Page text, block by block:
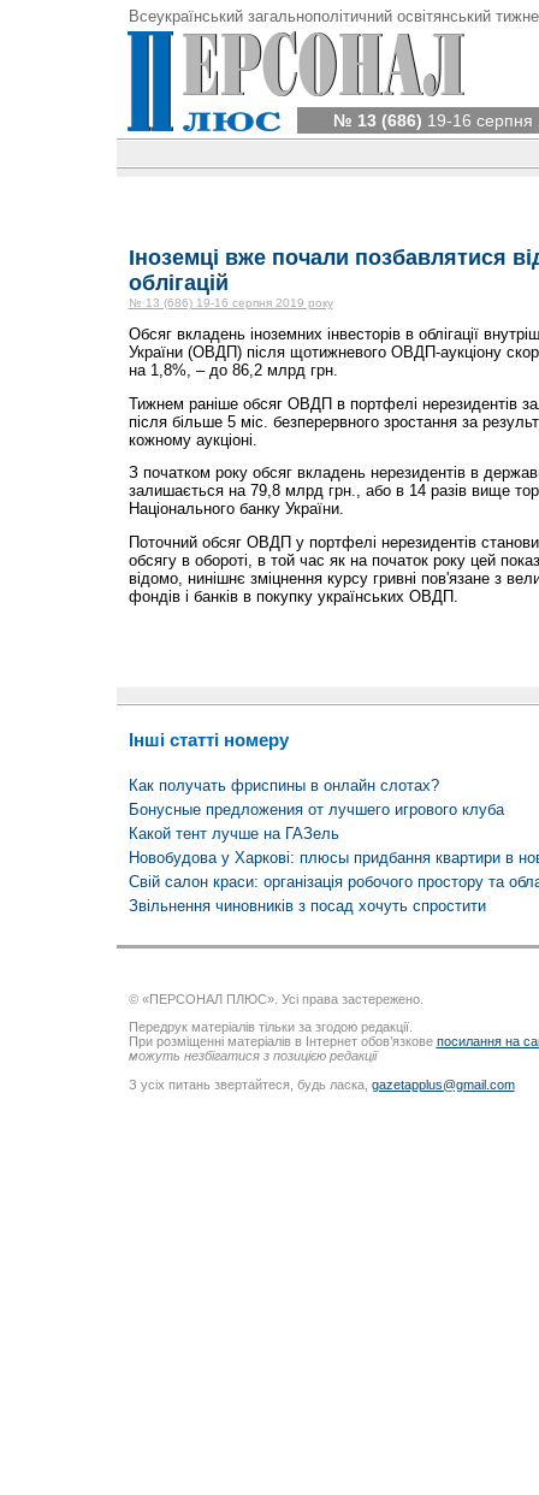
Всеукраїнський загальнополітичний освітянський
№ 13 (686) 19-16 серпня
Іноземці вже почали позбавлятися
облігацій
№ 13 (686) 19-16 серпня 2019 року
Обсяг вкладень іноземних інвесторів в облігації
України (ОВДП) після щотижневого ОВДП-аукціону
на 1,8%, – до 86,2 млрд грн.
Тижнем раніше обсяг ОВДП в портфелі нерезидентів
після більше 5 міс. безперервного зростання за
кожному аукціоні.
З початком року обсяг вкладень нерезидентів в
залишається на 79,8 млрд грн., або в 14 разів вище
Національного банку України.
Поточний обсяг ОВДП у портфелі нерезидентів
обсягу в обороті, в той час як на початок року цей
відомо, нинішнє зміцнення курсу гривні пов'язане з
фондів і банків в покупку українських ОВДП.
Інші статті номеру
Как получать фриспины в онлайн слотах?
Бонусные предложения от лучшего игрового клуба
Какой тент лучше на ГАЗель
Новобудова у Харкові: плюсы придбання квартири в
Свій салон краси: організація робочого простору та
Звільнення чиновників з посад хочуть спростити
© «ПЕРСОНАЛ ПЛЮС». Усі права застережено.
Передрук матеріалів тільки за згодою редакції.
При розміщенні матеріалів в Інтернет обов’язкове посилання на
можуть незбігатися з позицією редакції
З усіх питань звертайтеся, будь ласка, gazetapplus@gmail.com